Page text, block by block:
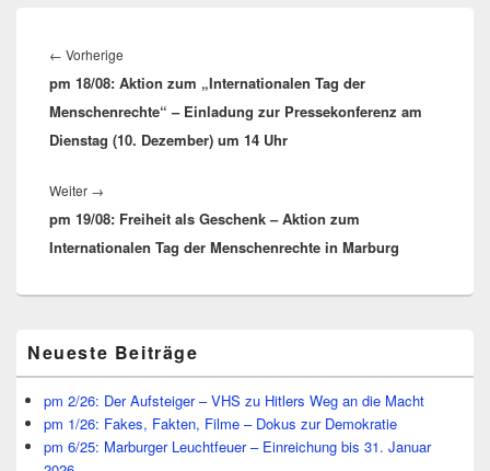
← Vorherige
Beitrag:
pm 18/08: Aktion zum „Internationalen Tag der
Menschenrechte“ – Einladung zur Pressekonferenz am
Dienstag (10. Dezember) um 14 Uhr
Weiter →
Beitrag:
pm 19/08: Freiheit als Geschenk – Aktion zum
Internationalen Tag der Menschenrechte in Marburg
Seitenleisten
Widget-
Bereich
Neueste Beiträge
pm 2/26: Der Aufsteiger – VHS zu Hitlers Weg an die Macht
pm 1/26: Fakes, Fakten, Filme – Dokus zur Demokratie
pm 6/25: Marburger Leuchtfeuer – Einreichung bis 31. Januar